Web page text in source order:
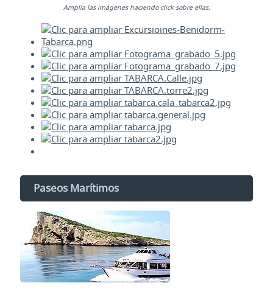
Amplía las imágenes haciendo click sobre ellas.
Paseos Marítimos